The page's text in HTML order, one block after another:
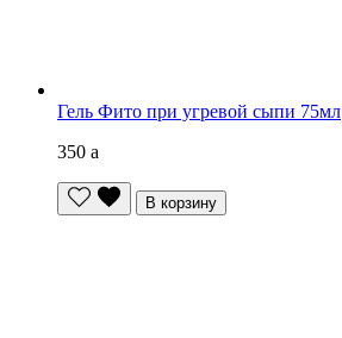
Гель Фито при угревой сыпи 75мл
350 a
В корзину